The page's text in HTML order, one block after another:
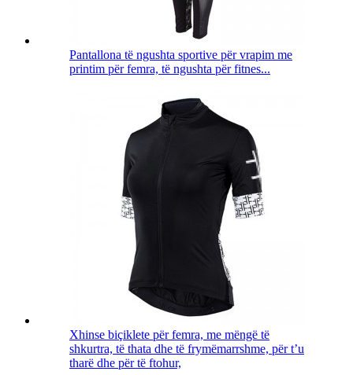
Pantallona të ngushta sportive për vrapim me
printim për femra, të ngushta për fitnes...
Xhinse biçiklete për femra, me mëngë të
shkurtra, të thata dhe të frymëmarrshme, për t’u
tharë dhe për të ftohur,